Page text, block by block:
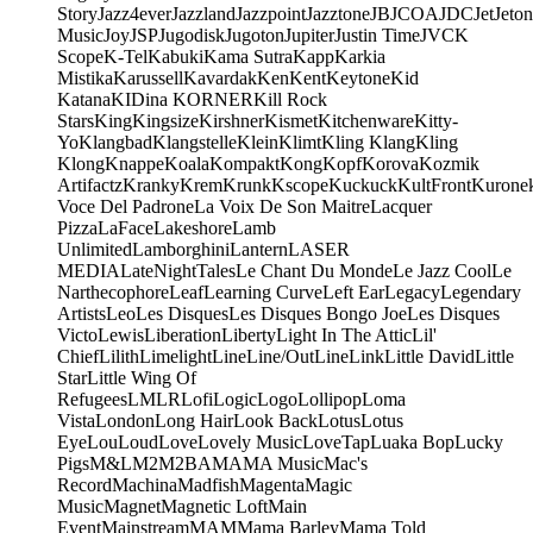
StoryJazz4everJazzlandJazzpointJazztoneJBJCOAJDCJetJeton
MusicJoyJSPJugodiskJugotonJupiterJustin TimeJVCK
ScopeK-TelKabukiKama SutraKappKarkia
MistikaKarussellKavardakKenKentKeytoneKid
KatanaKIDina KORNERKill Rock
StarsKingKingsizeKirshnerKismetKitchenwareKitty-
YoKlangbadKlangstelleKleinKlimtKling KlangKling
KlongKnappeKoalaKompaktKongKopfKorovaKozmik
ArtifactzKrankyKremKrunkKscopeKuckuckKultFront
Voce Del PadroneLa Voix De Son MaitreLacquer
PizzaLaFaceLakeshoreLamb
UnlimitedLamborghiniLanternLASER
MEDIALateNightTalesLe Chant Du MondeLe Jazz CoolLe
NarthecophoreLeafLearning CurveLeft EarLegacyLegendary
ArtistsLeoLes DisquesLes Disques Bongo JoeLes Disques
VictoLewisLiberationLibertyLight In The AtticLil'
ChiefLilithLimelightLineLine/OutLineLinkLittle DavidLittle
StarLittle Wing Of
RefugeesLMLRLofiLogicLogoLollipopLoma
VistaLondonLong HairLook BackLotusLotus
EyeLouLoudLoveLovely MusicLoveTapLuaka BopLucky
PigsM&LM2M2BAMAMA MusicMac's
RecordMachinaMadfishMagentaMagic
MusicMagnetMagnetic LoftMain
EventMainstreamMAMMama BarleyMama Told